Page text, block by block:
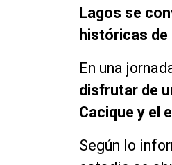
Lagos se
históricas de
En una
disfrutar de
Cacique y el
Según lo